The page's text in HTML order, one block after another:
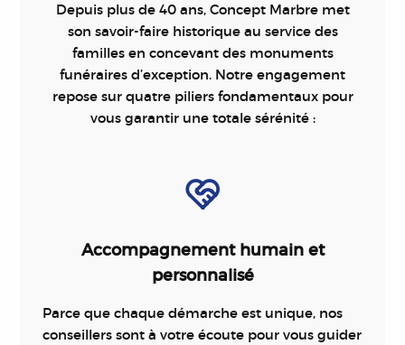
Depuis plus de 40 ans, Concept Marbre met
son savoir-faire historique au service des
familles en concevant des monuments
funéraires d’exception. Notre engagement
repose sur quatre piliers fondamentaux pour
vous garantir une totale sérénité :
Accompagnement humain et
personnalisé
Parce que chaque démarche est unique, nos
conseillers sont à votre écoute pour vous guider